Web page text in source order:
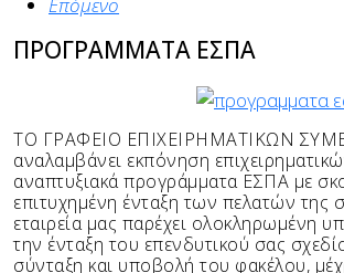
ΠΡΟΓΡΑΜΜΑΤΑ ΕΣΠΑ
ΤΟ ΓΡΑΦΕΙΟ ΕΠΙΧΕΙΡΗΜΑΤΙΚΩΝ
αναλαμβάνει εκπόνηση
αναπτυξιακά προγράμματα ΕΣΠΑ με
επιτυχημένη ένταξη των πελατών της
εταιρεία μας παρέχει ολοκληρωμένη
την ένταξη του επενδυτικού σας
σύνταξη και υποβολή του φακέλου,